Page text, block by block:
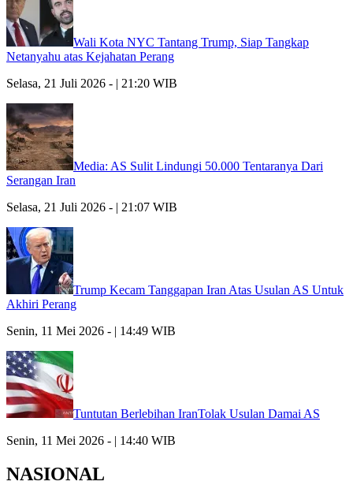
Wali Kota NYC Tantang Trump, Siap Tangkap
Netanyahu atas Kejahatan Perang
Selasa, 21 Juli 2026 - | 21:20 WIB
Media: AS Sulit Lindungi 50.000 Tentaranya Dari
Serangan Iran
Selasa, 21 Juli 2026 - | 21:07 WIB
Trump Kecam Tanggapan Iran Atas Usulan AS Untuk
Akhiri Perang
Senin, 11 Mei 2026 - | 14:49 WIB
Tuntutan Berlebihan IranTolak Usulan Damai AS
Senin, 11 Mei 2026 - | 14:40 WIB
NASIONAL